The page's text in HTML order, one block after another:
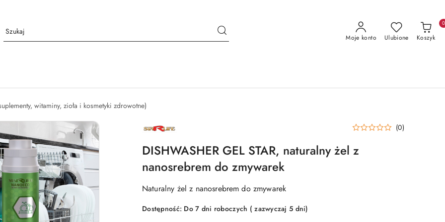
Moje konto Ulubione Koszyk
0
witaminy, zioła i kosmetyki zdrowotne)
NAZWA
PRODUCENTA: (0)
DISHWASHER GEL STAR, naturalny żel z
nanosrebrem do zmywarek
Naturalny żel z nanosrebrem do zmywarek
Dostępność: Do 7 dni roboczych ( zazwyczaj 5 dni)